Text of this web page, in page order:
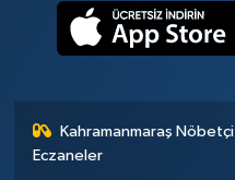
Kahramanmaraş Nöbetçi
Eczaneler